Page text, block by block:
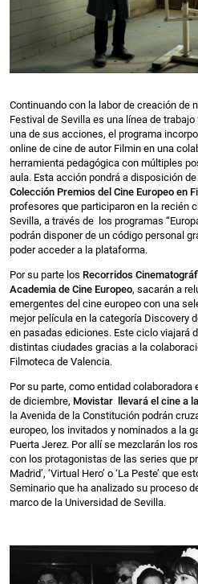
Continuando con la labor de creación de
Festival de Sevilla es una línea de
una de sus acciones, el programa
online de cine de autor Filmin en una
herramienta pedagógica con múltiples
aula. Esta acción pondrá a disposición
Colección Premios del Cine Europeo en
profesores que participaron en la recién
Sevilla, a través de los programas
podrán disponer de un código personal
poder acceder a la plataforma.
Por su parte los Recorridos
Academia de Cine Europeo, sacarán a
emergentes del cine europeo con una
mejor película en la categoría Discovery
en pasadas ediciones. Este ciclo viajará
distintas ciudades gracias a la
Filmoteca de Valencia.
Por su parte, como entidad colaboradora
de diciembre, Movistar llevará el cine a
la Avenida de la Constitución podrán
europeo, los invitados y nominados a la
Puerta Jerez. Por allí se mezclarán los
con los protagonistas de las series que
Madrid’, ‘Virtual Hero’ o ‘La Peste’ que
Seminario que ha analizado su proceso
marco de la Universidad de Sevilla.